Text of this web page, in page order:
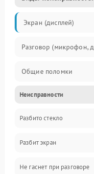
Экран (дисплей)
Разговор (микрофон,
Общие поломки
Проблемы связи
Камеры
Проблемы с дисплеем
Зарядка
Неисправности
Разбито стекло
Разбит экран
Не гаснет при разговоре